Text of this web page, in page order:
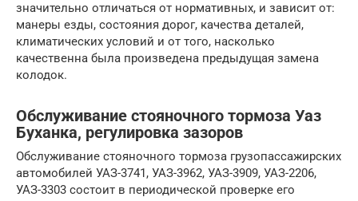
значительно отличаться от нормативных, и зависит от:
манеры езды, состояния дорог, качества деталей,
климатических условий и от того, насколько
качественна была произведена предыдущая замена
колодок.
Обслуживание стояночного тормоза Уаз
Буханка, регулировка зазоров
Обслуживание стояночного тормоза грузопассажирских
автомобилей УАЗ-3741, УАЗ-3962, УАЗ-3909, УАЗ-2206,
УАЗ-3303 состоит в периодической проверке его